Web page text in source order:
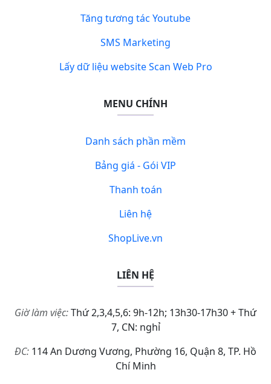
Tăng tương tác Youtube
SMS Marketing
Lấy dữ liệu website Scan Web Pro
MENU CHÍNH
Danh sách phần mềm
Bảng giá - Gói VIP
Thanh toán
Liên hệ
ShopLive.vn
LIÊN HỆ
Giờ làm việc:Thứ 2,3,4,5,6: 9h-12h; 13h30-17h30 + Thứ
7, CN: nghỉ
ĐC: 114 An Dương Vương, Phường 16, Quận 8, TP. Hồ
Chí Minh